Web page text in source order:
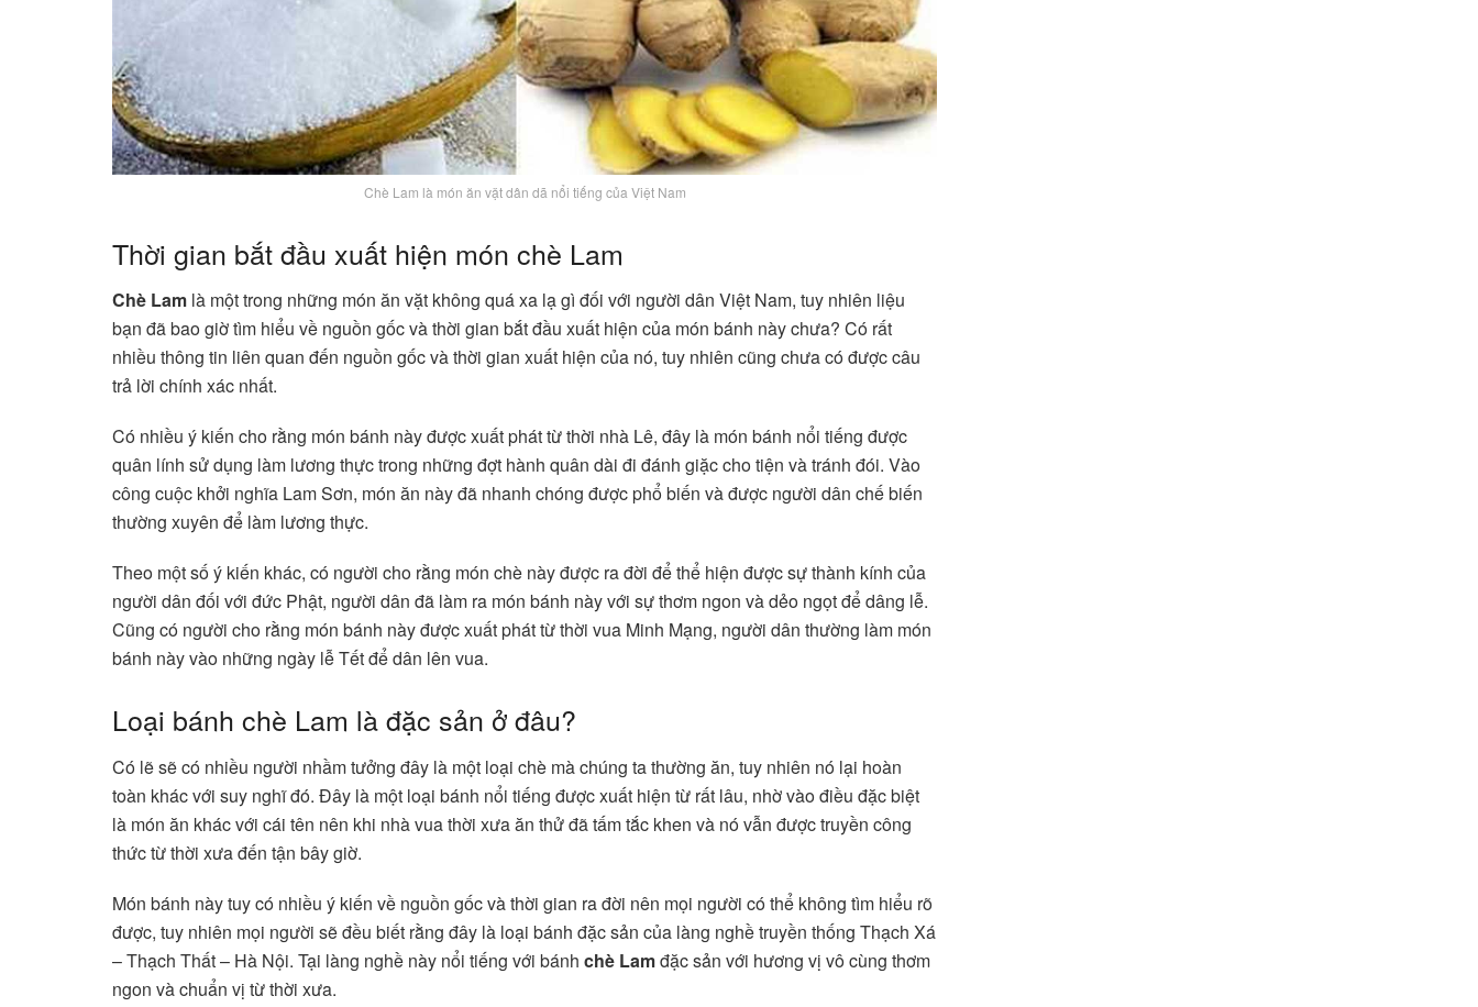
Chè Lam là món ăn vặt dân dã nổi tiếng của Việt Nam
Thời gian bắt đầu xuất hiện món chè Lam
Chè Lam là một trong những món ăn vặt không quá xa lạ gì đối với người dân Việt Nam, tuy nhiên liệu
bạn đã bao giờ tìm hiểu về nguồn gốc và thời gian bắt đầu xuất hiện của món bánh này chưa? Có rất
nhiều thông tin liên quan đến nguồn gốc và thời gian xuất hiện của nó, tuy nhiên cũng chưa có được câu
trả lời chính xác nhất.
Có nhiều ý kiến cho rằng món bánh này được xuất phát từ thời nhà Lê, đây là món bánh nổi tiếng được
quân lính sử dụng làm lương thực trong những đợt hành quân dài đi đánh giặc cho tiện và tránh đói. Vào
công cuộc khởi nghĩa Lam Sơn, món ăn này đã nhanh chóng được phổ biến và được người dân chế biến
thường xuyên để làm lương thực.
Theo một số ý kiến khác, có người cho rằng món chè này được ra đời để thể hiện được sự thành kính của
người dân đối với đức Phật, người dân đã làm ra món bánh này với sự thơm ngon và dẻo ngọt để dâng lễ.
Cũng có người cho rằng món bánh này được xuất phát từ thời vua Minh Mạng, người dân thường làm món
bánh này vào những ngày lễ Tết để dân lên vua.
Loại bánh chè Lam là đặc sản ở đâu?
Có lẽ sẽ có nhiều người nhầm tưởng đây là một loại chè mà chúng ta thường ăn, tuy nhiên nó lại hoàn
toàn khác với suy nghĩ đó. Đây là một loại bánh nổi tiếng được xuất hiện từ rất lâu, nhờ vào điều đặc biệt
là món ăn khác với cái tên nên khi nhà vua thời xưa ăn thử đã tấm tắc khen và nó vẫn được truyền công
thức từ thời xưa đến tận bây giờ.
Món bánh này tuy có nhiều ý kiến về nguồn gốc và thời gian ra đời nên mọi người có thể không tìm hiểu rõ
được, tuy nhiên mọi người sẽ đều biết rằng đây là loại bánh đặc sản của làng nghề truyền thống Thạch Xá
– Thạch Thất – Hà Nội. Tại làng nghề này nổi tiếng với bánh chè Lamđặc sản với hương vị vô cùng thơm
ngon và chuẩn vị từ thời xưa.